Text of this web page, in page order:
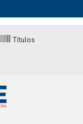
Títulos